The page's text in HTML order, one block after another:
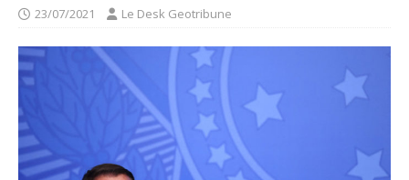
23/07/2021 Le Desk Geotribune